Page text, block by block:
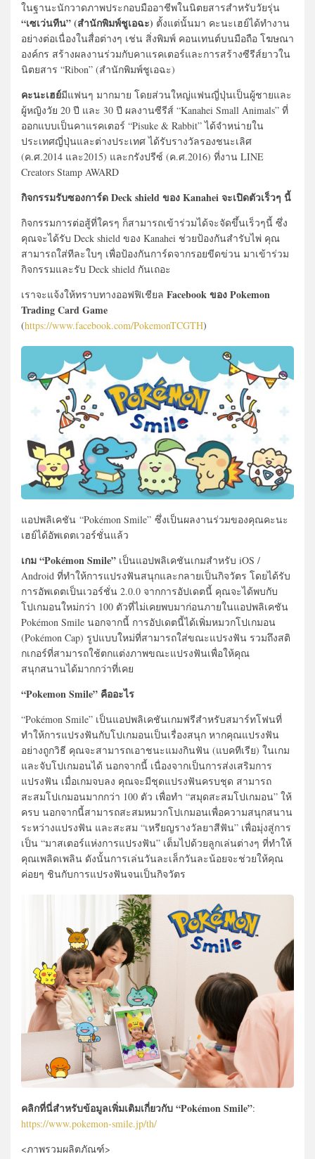
ในฐานะนักวาดภาพประกอบมืออาชีพในนิตยสารสำหรับวัยรุ่น
“เซเว่นทีน” (สำนักพิมพ์ชูเอฉะ) ตั้งแต่นั้นมา คะนะเฮย์ได้ทำงาน
อย่างต่อเนื่องในสื่อต่างๆ เช่น สิ่งพิมพ์ คอนเทนต์บนมือถือ โฆษณา
องค์กร สร้างผลงานร่วมกับคาแรคเตอร์และการสร้างซีรีส์ยาวใน
นิตยสาร “Ribon” (สำนักพิมพ์ชูเอฉะ)
คะนะเฮย์มีแฟนๆ มากมาย โดยส่วนใหญ่แฟนญี่ปุ่นเป็นผู้ชายและ
ผู้หญิงวัย 20 ปี และ 30 ปี ผลงานซีรีส์ “Kanahei Small Animals” ที่
ออกแบบเป็นคาแรคเตอร์ “Pisuke & Rabbit” ได้จำหน่ายใน
ประเทศญี่ปุ่นและต่างประเทศ ได้รับรางวัลรองชนะเลิศ
(ค.ศ.2014 และ2015) และกรังปรีซ์ (ค.ศ.2016) ที่งาน LINE
Creators Stamp AWARD
กิจกรรมรับซองการ์ด Deck shield ของ Kanahei จะเปิดตัวเร็วๆ นี้
กิจกรรมการต่อสู้ที่ใครๆ ก็สามารถเข้าร่วมได้จะจัดขึ้นเร็วๆนี้ ซึ่ง
คุณจะได้รับ Deck shield ของ Kanahei ช่วยป้องกันสำรับไพ่ คุณ
สามารถใส่ทีละใบๆ เพื่อป้องกันการ์ดจากรอยขีดข่วน มาเข้าร่วม
กิจกรรมและรับ Deck shield กันเถอะ
เราจะแจ้งให้ทราบทางออฟฟิเชียล Facebook ของ Pokemon
Trading Card Game
(https://www.facebook.com/PokemonTCGTH)
แอปพลิเคชัน “Pokémon Smile” ซึ่งเป็นผลงานร่วมของคุณคะนะ
เฮย์ได้อัพเดตเวอร์ชั่นแล้ว
เกม “Pokémon Smile” เป็นแอปพลิเคชันเกมสำหรับ iOS /
Android ที่ทำให้การแปรงฟันสนุกและกลายเป็นกิจวัตร โดยได้รับ
การอัพเดตเป็นเวอร์ชั่น 2.0.0 จากการอัปเดตนี้ คุณจะได้พบกับ
โปเกมอนใหม่กว่า 100 ตัวที่ไม่เคยพบมาก่อนภายในแอปพลิเคชัน
Pokémon Smile นอกจากนี้ การอัปเดตนี้ได้เพิ่มหมวกโปเกมอน
(Pokémon Cap) รูปแบบใหม่ที่สามารถใส่ขณะแปรงฟัน รวมถึงสติ
กเกอร์ที่สามารถใช้ตกแต่งภาพขณะแปรงฟันเพื่อให้คุณ
สนุกสนานได้มากกว่าที่เคย
“Pokemon Smile” คืออะไร
“Pokémon Smile” เป็นแอปพลิเคชันเกมฟรีสำหรับสมาร์ทโฟนที่
ทำให้การแปรงฟันกับโปเกมอนเป็นเรื่องสนุก หากคุณแปรงฟัน
อย่างถูกวิธี คุณจะสามารถเอาชนะแมงกินฟัน (แบคทีเรีย) ในเกม
และจับโปเกมอนได้ นอกจากนี้ เนื่องจากเป็นการส่งเสริมการ
แปรงฟัน เมื่อเกมจบลง คุณจะมีชุดแปรงฟันครบชุด สามารถ
สะสมโปเกมอนมากกว่า 100 ตัว เพื่อทำ “สมุดสะสมโปเกมอน” ให้
ครบ นอกจากนี้สามารถสะสมหมวกโปเกมอนเพื่อความสนุกสนาน
ระหว่างแปรงฟัน และสะสม “เหรียญรางวัลยาสีฟัน” เพื่อมุ่งสู่การ
เป็น “มาสเตอร์แห่งการแปรงฟัน” เต็มไปด้วยลูกเล่นต่างๆ ที่ทำให้
คุณเพลิดเพลิน ดังนั้นการเล่นวันละเล็กวันละน้อยจะช่วยให้คุณ
ค่อยๆ ชินกับการแปรงฟันจนเป็นกิจวัตร
คลิกที่นี่สำหรับข้อมูลเพิ่มเติมเกี่ยวกับ “Pokémon Smile”:
https://www.pokemon-smile.jp/th/
<ภาพรวมผลิตภัณฑ์>